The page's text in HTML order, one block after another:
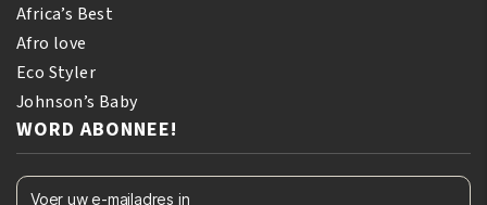
Africa’s Best
Afro love
Eco Styler
Johnson’s Baby
WORD ABONNEE!